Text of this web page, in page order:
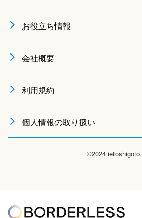
お役立ち情報
会社概要
利用規約
個人情報の取り扱い
©2024 ietoshigoto.